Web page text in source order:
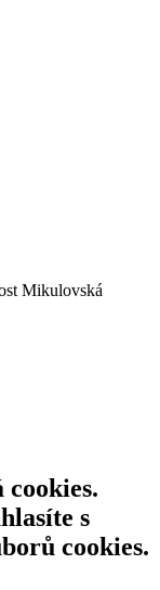
Mikulovská
cookies.
s
cookies.